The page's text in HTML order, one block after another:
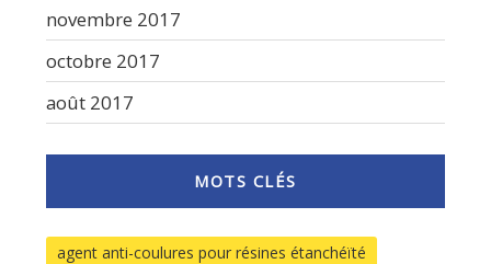
novembre 2017
octobre 2017
août 2017
MOTS CLÉS
agent anti-coulures pour résines étanchéïté